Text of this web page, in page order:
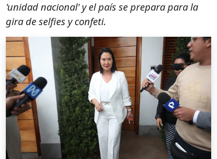
'unidad nacional' y el país se prepara para la
gira de selfies y confeti.